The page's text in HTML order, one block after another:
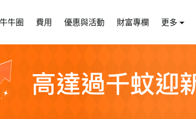
牛圈 費用 優惠與活動 財富專欄 更多